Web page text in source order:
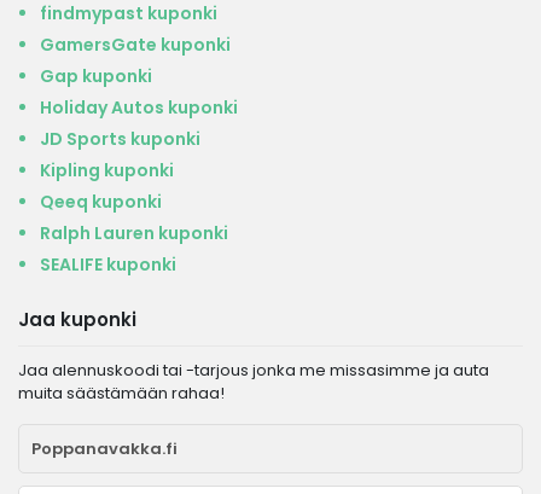
findmypast kuponki
GamersGate kuponki
Gap kuponki
Holiday Autos kuponki
JD Sports kuponki
Kipling kuponki
Qeeq kuponki
Ralph Lauren kuponki
SEALIFE kuponki
Jaa kuponki
Jaa alennuskoodi tai -tarjous jonka me missasimme ja auta
muita säästämään rahaa!